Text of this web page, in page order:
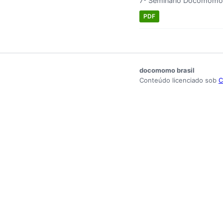
PDF
docomomo brasil
Conteúdo licenciado sob